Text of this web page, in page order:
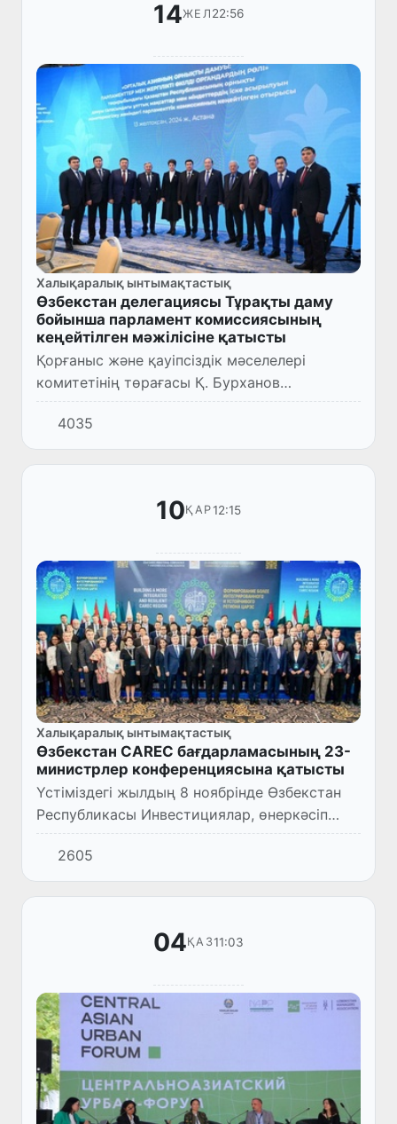
14ЖЕЛ 22:56
Халықаралық ынтымақтастық
Өзбекстан делегациясы Тұрақты даму
бойынша парламент комиссиясының
кеңейтілген мәжілісіне қатысты
Қорғаныс және қауіпсіздік мәселелері
комитетінің төрағасы Қ. Бурханов
басшылығындағы Олий Мажлис Сенатының
делегациясы Астанада Қазақстан
Республикасының тұрақты дамуы
саласындағы...
4035
10ҚАР12:15
Халықаралық ынтымақтастық
Өзбекстан CAREC бағдарламасының 23-
министрлер конференциясына қатысты
Үстіміздегі жылдың 8 ноябрінде Өзбекстан
Республикасы Инвестициялар, өнеркәсіп
және сауда министрінің орынбасары Хуррам
Тешабаев басшылығындағы делегация
Қазақстаның елордасы Астан...
2605
04ҚАЗ11:03